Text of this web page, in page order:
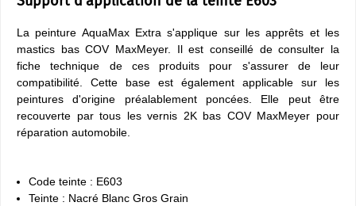
La peinture AquaMax Extra s'applique sur les apprêts et les
mastics bas COV MaxMeyer. Il est conseillé de consulter la
fiche technique de ces produits pour s'assurer de leur
compatibilité. Cette base est également applicable sur les
peintures d'origine préalablement poncées. Elle peut être
recouverte par tous les vernis 2K bas COV MaxMeyer pour
réparation automobile.
Code teinte : E603
Teinte : Nacré Blanc Gros Grain